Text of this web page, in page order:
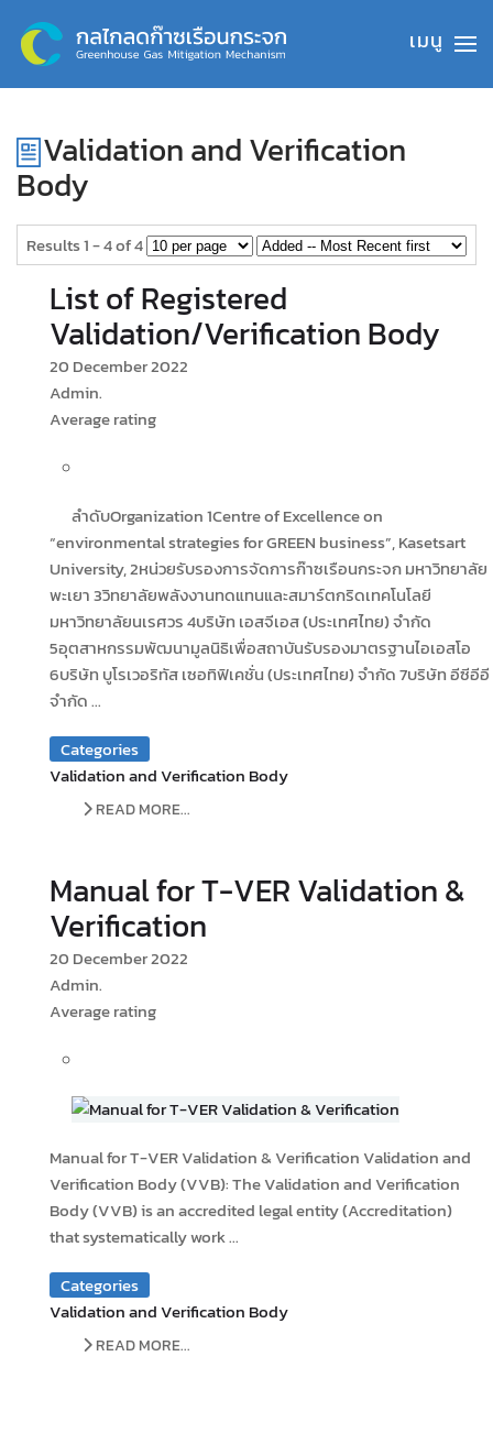
Skip to main content
Validation and Verification
Body
Results 1 - 4 of 4
List of Registered
Validation/Verification Body
20 December 2022
Admin.
Average rating
ลำดับOrganization 1Centre of Excellence on
“environmental strategies for GREEN business”, Kasetsart
University, 2หน่วยรับรองการจัดการก๊าซเรือนกระจก มหาวิทยาลัย
พะเยา 3วิทยาลัยพลังงานทดแทนและสมาร์ตกริดเทคโนโลยี
มหาวิทยาลัยนเรศวร 4บริษัท เอสจีเอส (ประเทศไทย) จำกัด
5อุตสาหกรรมพัฒนามูลนิธิเพื่อสถาบันรับรองมาตรฐานไอเอสโอ
6บริษัท บูโรเวอริทัส เซอทิฟิเคชั่น (ประเทศไทย) จำกัด 7บริษัท อีซีอีอี
จำกัด ...
Categories
Validation and Verification Body
READ MORE...
Manual for T-VER Validation &
Verification
20 December 2022
Admin.
Average rating
Manual for T-VER Validation & Verification Validation and
Verification Body (VVB): The Validation and Verification
Body (VVB) is an accredited legal entity (Accreditation)
that systematically work ...
Categories
Validation and Verification Body
READ MORE...